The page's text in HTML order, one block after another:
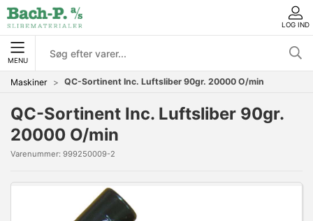
LOG IND
MENU
Maskiner QC-Sortinent Inc. Luftsliber 90gr. 20000 O/min
QC-Sortinent Inc. Luftsliber 90gr.
20000 O/min
Varenummer: 999250009-2